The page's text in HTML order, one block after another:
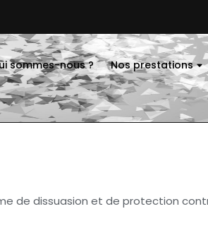
sommes-nous ? Nos prestations
de dissuasion et de protection